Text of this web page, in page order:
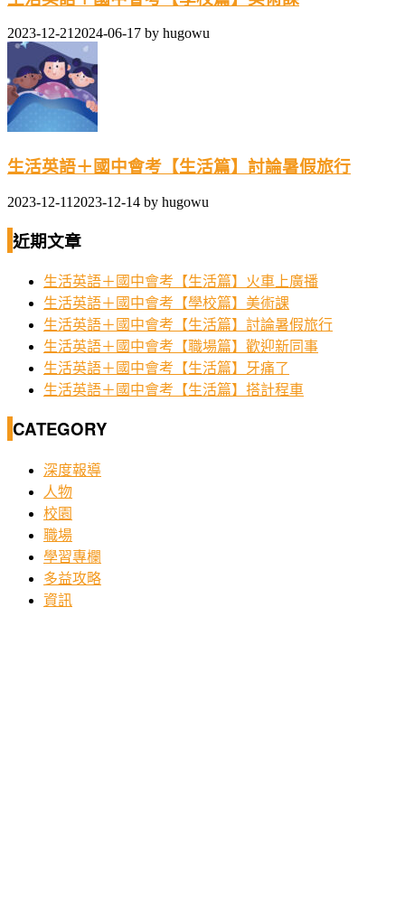
2023-12-212024-06-17 by hugowu
生活英語＋國中會考【生活篇】討論暑假旅行
2023-12-11 2023-12-14 by hugowu
近期文章
生活英語＋國中會考【生活篇】火車上廣播
生活英語＋國中會考【學校篇】美術課
生活英語＋國中會考【生活篇】討論暑假旅行
生活英語＋國中會考【職場篇】歡迎新同事
生活英語＋國中會考【生活篇】牙痛了
生活英語＋國中會考【生活篇】搭計程車
CATEGORY
深度報導
人物
校園
職場
學習專欄
多益攻略
資訊